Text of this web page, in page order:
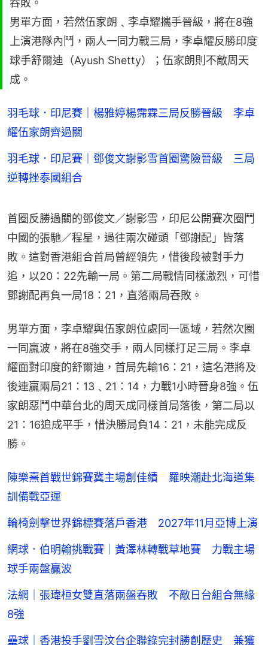
吞敗。
男單方面，若然伍家朗﹑李卓耀攜手晉級，將在8強
上演港隊內鬥，兩人一同力戰三局，李卓耀反勝印度
球手舒爾迪（Ayush Shetty）；伍家朗則不敵周天
成。
羽毛球．印尼賽｜楊雅婷楊霈霖三局反勝晉級 李卓
耀伍家朗齊過關
羽毛球．印尼賽｜鄧俊文謝影雪首圈驚險晉級 三局
逆轉挫泰國組合
首圈反勝過關的鄧俊文／謝影雪，印尼公開賽次圈鬥
中國的張馳／程星，過往兩次碰頭「鄧謝配」皆落
敗。這對香港組合首局曾經領先，惜後段被對手力
追，以20：22先輸一局。第二局戰情同樣激烈，可惜
鄧謝配再負一局18：21，直落兩局吞敗。
男單方面，李卓耀與伍家朗位處同一區域，若然次圈
一同贏波，將在8強交手，兩人同樣打足三局。李卓
耀面對印度的舒爾迪，首局先輸16：21，這名港將及
後連贏兩局21：13﹑21：14，力戰1小時晉身8強。伍
家朗惡鬥中華台北的周天成同樣首局落後，第二局以
21：16追成平手，惜決勝局負14：21，未能完成反
勝。
陳樂熹首戰世錦賽冀主場創佳績 羅映潮赴北海道集
訓備戰亞運
輪椅劍擊世界錦標賽落戶香港 2027年11月亞博上演
網球．伯明翰挑戰賽｜黃澤林轉戰草地賽 力戰主場
球手兩盤贏波
法網｜張瑋桓女雙直落兩盤吞敗 不敵日台組合無緣
8強
壘球｜香港投手劉雪汶台企聯錄完封勝創歷史 兼獲